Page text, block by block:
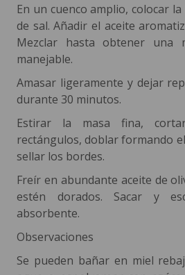
En un cuenco amplio, colocar
de sal. Añadir el aceite
Mezclar hasta obtener una
manejable.
Amasar ligeramente y dejar
durante 30 minutos.
Estirar la masa fina,
rectángulos, doblar formando
sellar los bordes.
Freír en abundante aceite de
estén dorados. Sacar y
absorbente.
Observaciones
Se pueden bañar en miel